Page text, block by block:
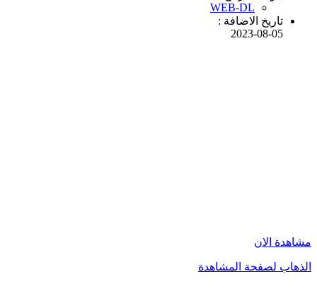
WEB-DL
تاريخ الاضافة :
2023-08-05
مشاهدة الان
الذهاب لصفحة المشاهدة